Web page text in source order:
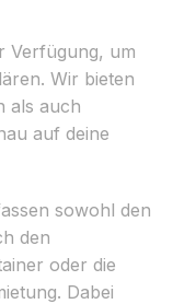
Verfügung, um
Wir bieten
als auch
auf deine
sowohl den
den
oder die
Dabei